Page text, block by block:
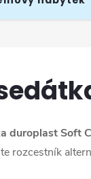
duroplast Soft
rozcestník